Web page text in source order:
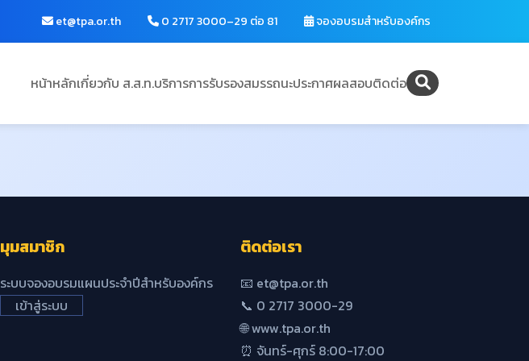
et@tpa.or.th 0 2717 3000–29 ต่อ 81 จองอบรมสำหรับองค์กร
หน้าหลักเกี่ยวกับ ส.ส.ท.บริการการรับรองสมรรถนะประกาศผลสอบติดต่อ
มุมสมาชิก
ระบบจองอบรมแผนประจำปีสำหรับองค์กร
เข้าสู่ระบบ
ติดต่อเรา
📧 et@tpa.or.th
📞 0 2717 3000-29
🌐 www.tpa.or.th
⏰ จันทร์-ศุกร์ 8:00-17:00